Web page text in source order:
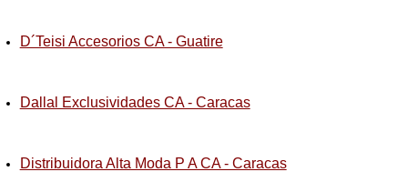
D´Teisi Accesorios CA - Guatire
Dallal Exclusividades CA - Caracas
Distribuidora Alta Moda P A CA - Caracas